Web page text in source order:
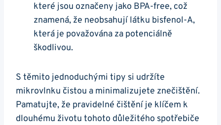
které jsou⁢ označeny jako BPA-free, což‌
znamená, že ⁢neobsahují látku ⁣bisfenol-A,‌
která je považována⁣ za potenciálně
škodlivou.
S těmito jednoduchými tipy ​si ‍udržíte​
mikrovlnku⁣ čistou a ‌minimalizujete‍ znečištění.
⁤Pamatujte, že⁣ pravidelné čištění je klíčem k‌
dlouhému životu tohoto důležitého spotřebiče